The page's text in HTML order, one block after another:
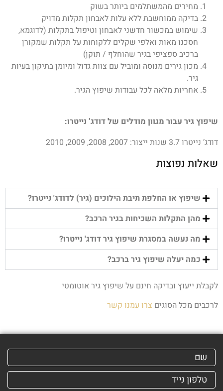
מחירים מהמשתלמים ביותר בשוק
בדיקה ממוחשבת ללא עלות לאבחון תקלות מדויק
שימוש במכשור חדשני לאבחון וטיפול בתקלות (לדוגמא,
חסכנו מאות ואלפי שקלים ללקוחות על תקלות שמקורן
ברכיב ספציפי בגיר שהוחלף / תוקן)
מכון גירים מנוסה ומוביל עם צוות גדול ומיומן בתיקון בעיות
גיר.
אחריות מלאה לכל עבודות שיפוץ הגיר.
שיפוץ גיר עבור מגוון מודלים של דודג’ נייטרו:
דודג’ נייטרו 3.7 שנות ייצור: 2007, 2008, 2009, 2010
שאלות נפוצות
שיפוץ או החלפת תיבת הילוכים (גיר) לדודג' נייטרו?
מהן התקלות השכיחות בגיר הרכב?
מה נעשה במסגרת שיפוץ גיר דודג' נייטרו?
כמה יעלה שיפוץ גיר ברכב?
לקבלת ייעוץ ובדיקה חינם על שיפוץ גיר אוטומטי
לרכבים מכל הסוגים צרו עמנו קשר